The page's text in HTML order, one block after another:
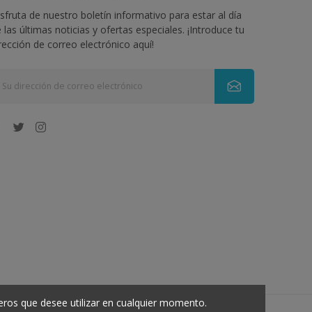
de nuestro boletín informativo para estar al día
las últimas noticias y ofertas especiales. ¡Introduce tu
de correo electrónico aquí!
que desee utilizar en cualquier momento.